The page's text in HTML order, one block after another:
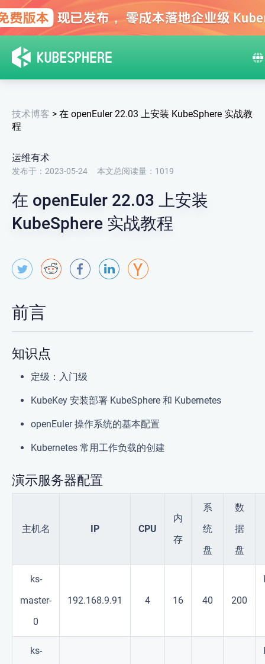
技术博客 > 在 openEuler 22.03 上安装 KubeSphere 实战教
程
运维有术
发布于：2023-05-24 本文总阅读量： 1019
在 openEuler 22.03 上安装
KubeSphere 实战教程
前言
知识点
定级： 入门级
KubeKey 安装部署 KubeSphere 和 Kubernetes
openEuler 操作系统的基本配置
Kubernetes 常用工作负载的创建
演示服务器配置
主机名 IP CPU
内
存
系
统
盘
数
据
盘
ks-
master-
0
192.168.9.91 4 16 40 200
ks-